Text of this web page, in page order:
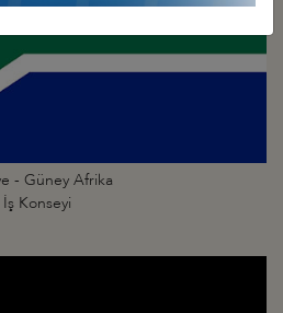
- Güney Afrika
İş Konseyi